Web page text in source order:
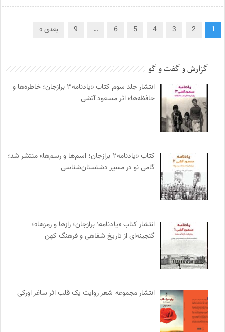
1
2
3
4
5
6
…
9 بعدی »
گزارش و گفت و گو
انتشار جلد سوم کتاب «یادنامه۳ برازجان؛ خاطره‌ها و
حافظه‌ها» اثر مسعود آتشی
کتاب «یادنامه۲ برازجان؛ اسم‌ها و رسم‌ها» منتشر شد؛
گامی نو در مسیر دشتستان‌شناسی
انتشار کتاب «یادنامه۱ برازجان؛ رازها و رمزها»؛
گنجینه‌ای از تاریخ شفاهی و فرهنگ کهن
انتشار مجموعه شعر روایت یک قلب اثر ساغر اورکی